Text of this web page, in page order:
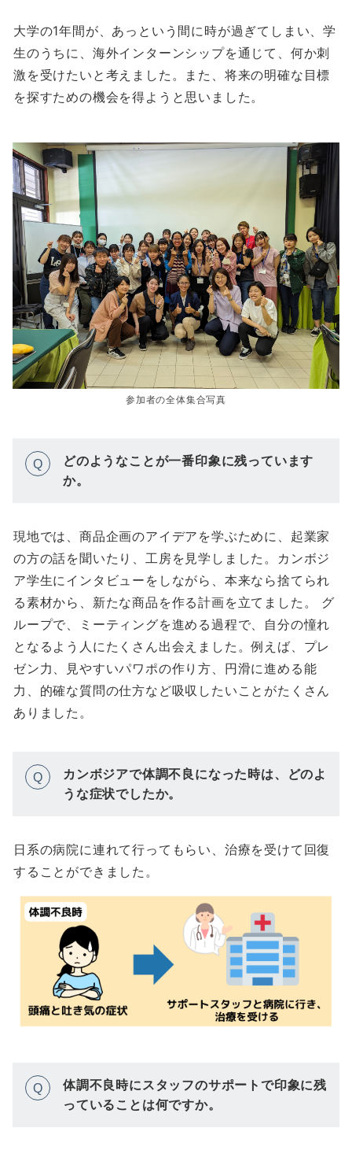
大学の1年間が、あっという間に時が過ぎてしまい、学
生のうちに、海外インターンシップを通じて、何か刺
激を受けたいと考えました。また、将来の明確な目標
を探すための機会を得ようと思いました。
参加者の全体集合写真
Q
どのようなことが一番印象に残っています
か。
現地では、商品企画のアイデアを学ぶために、起業家
の方の話を聞いたり、工房を見学しました。カンボジ
ア学生にインタビューをしながら、本来なら捨てられ
る素材から、新たな商品を作る計画を立てました。 グ
ループで、ミーティングを進める過程で、自分の憧れ
となるよう人にたくさん出会えました。例えば、プレ
ゼン力、見やすいパワポの作り方、円滑に進める能
力、的確な質問の仕方など吸収したいことがたくさん
ありました。
Q
カンボジアで体調不良になった時は、どのよ
うな症状でしたか。
日系の病院に連れて行ってもらい、治療を受けて回復
することができました。
Q
体調不良時にスタッフのサポートで印象に残
っていることは何ですか。